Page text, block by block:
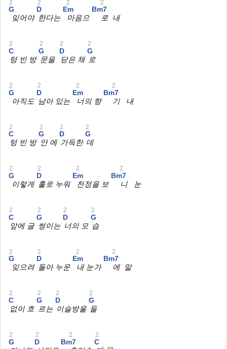
G
2
잊어야
D
2
한다는
Em
2
마음으
Bm7
2
로 내
C
2
텅 빈 방
G
2
문을
D
2
닫은 채
G
2
로
G
2
아직도
D
2
남아 있는
Em
2
너의 향
Bm7
2
기 내
C
2
텅 빈 방
G
2
안 에
D
2
가득한
G
2
데
G
2
이렇게
D
2
홀로 누워
Em
2
천정을 보
Bm7
2
니 눈
C
2
앞에 글
G
2
썽이는
D
2
너의 모
G
2
습
G
2
잊으려
D
2
돌아 누운
Em
2
내 눈가
Bm7
2
에 말
C
2
없이 흐
G
2
르는
D
2
이슬방울
G
2
들
G
2
D
2
Bm7
2
C
2